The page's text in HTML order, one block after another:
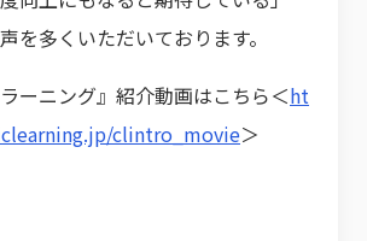
を多くいただいております。
ーニング』紹介動画はこちら＜ht
clintro_movie＞